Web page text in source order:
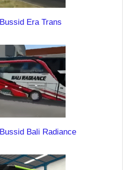
Era Trans
Bali Radiance